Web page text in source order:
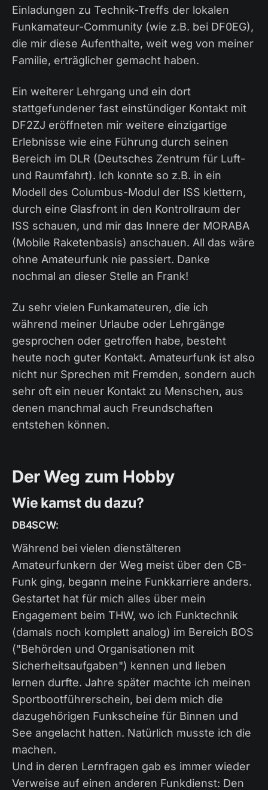
Einladungen zu Technik-Treffs der lokalen
Funkamateur-Community (wie z.B. bei DF0EG),
die mir diese Aufenthalte, weit weg von meiner
Familie, erträglicher gemacht haben.
Ein weiterer Lehrgang und ein dort
stattgefundener fast einstündiger Kontakt mit
DF2ZJ eröffneten mir weitere einzigartige
Erlebnisse wie eine Führung durch seinen
Bereich im DLR (Deutsches Zentrum für Luft-
und Raumfahrt). Ich konnte so z.B. in ein
Modell des Columbus-Modul der ISS klettern,
durch eine Glasfront in den Kontrollraum der
ISS schauen, und mir das Innere der MORABA
(Mobile Raketenbasis) anschauen. All das wäre
ohne Amateurfunk nie passiert. Danke
nochmal an dieser Stelle an Frank!
Zu sehr vielen Funkamateuren, die ich
während meiner Urlaube oder Lehrgänge
gesprochen oder getroffen habe, besteht
heute noch guter Kontakt. Amateurfunk ist also
nicht nur Sprechen mit Fremden, sondern auch
sehr oft ein neuer Kontakt zu Menschen, aus
denen manchmal auch Freundschaften
entstehen können.
Der Weg zum Hobby
Wie kamst du dazu?
DB4SCW:
Während bei vielen dienstälteren
Amateurfunkern der Weg meist über den CB-
Funk ging, begann meine Funkkarriere anders.
Gestartet hat für mich alles über mein
Engagement beim THW, wo ich Funktechnik
(damals noch komplett analog) im Bereich BOS
("Behörden und Organisationen mit
Sicherheitsaufgaben") kennen und lieben
lernen durfte. Jahre später machte ich meinen
Sportbootführerschein, bei dem mich die
dazugehörigen Funkscheine für Binnen und
See angelacht hatten. Natürlich musste ich die
machen.
Und in deren Lernfragen gab es immer wieder
Verweise auf einen anderen Funkdienst: Den